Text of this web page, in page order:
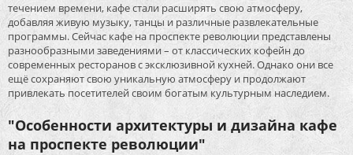
течением времени, кафе стали расширять свою атмосферу,
добавляя живую музыку, танцы и различные развлекательные
программы. Сейчас кафе на проспекте революции представлены
разнообразными заведениями – от классических кофейн до
современных ресторанов с эксклюзивной кухней. Однако они все
ещё сохраняют свою уникальную атмосферу и продолжают
привлекать посетителей своим богатым культурным наследием.
"Особенности архитектуры и дизайна кафе
на проспекте революции"